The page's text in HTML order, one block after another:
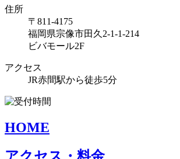
住所
〒811-4175
福岡県宗像市田久2-1-1-214
ビバモール2F
アクセス
JR赤間駅から徒歩5分
HOME